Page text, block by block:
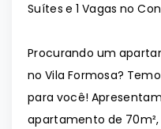
Suítes e 1 Vagas no
Procurando um
no Vila Formosa?
para você!
apartamento de